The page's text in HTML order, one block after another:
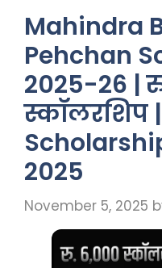
Mahindra
Pehchan
2025-26 |
स्कॉलरशिप
2025
November 5, 2025